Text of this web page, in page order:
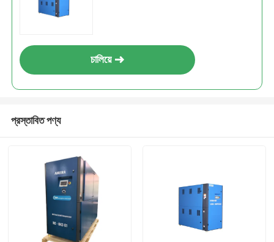
চালিয়ে
প্রস্তাবিত পণ্য